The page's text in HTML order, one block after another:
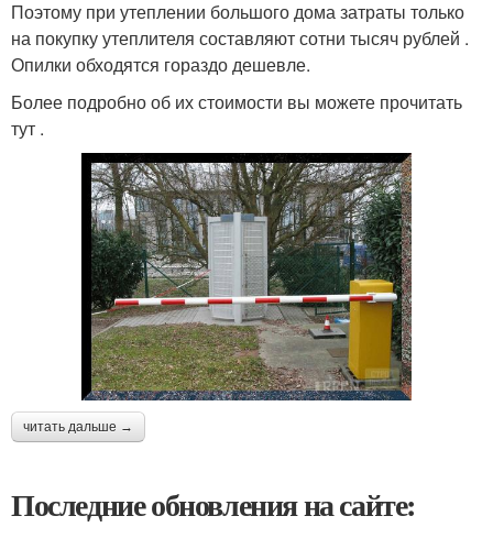
Поэтому при утеплении большого дома затраты только
на покупку утеплителя составляют сотни тысяч рублей .
Опилки обходятся гораздо дешевле.
Более подробно об их стоимости вы можете прочитать
тут .
читать дальше →
Последние обновления на сайте: